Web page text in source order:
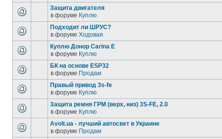
Защита двигателя
в форуме Куплю
Подходит ли ШРУС?
в форуме Ходовая
Куплю Донор Carina E
в форуме Куплю
БК на основе ESP32
в форуме Продам
Правый привод 3s-fe
в форуме Куплю
Защита ремня ГРМ (верх, низ) 3S-FE, 2.0
в форуме Куплю
Avolt.ua - лучший автосвет в Украине
в форуме Продам